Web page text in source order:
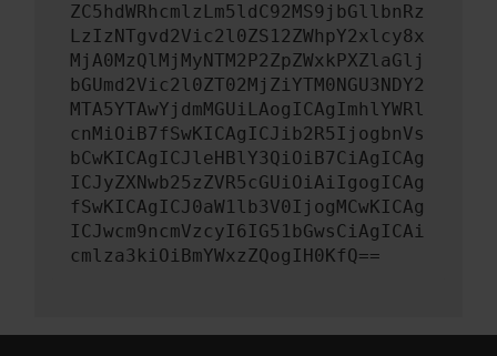
ZC5hdWRhcmlzLm5ldC92MS9jbGllbnRz
LzIzNTgvd2Vic2l0ZS12ZWhpY2xlcy8x
MjA0MzQlMjMyNTM2P2ZpZWxkPXZlaGlj
bGUmd2Vic2l0ZT02MjZiYTM0NGU3NDY2
MTA5YTAwYjdmMGUiLAogICAgImhlYWRl
cnMiOiB7fSwKICAgICJib2R5IjogbnVs
bCwKICAgICJleHBlY3QiOiB7CiAgICAg
ICJyZXNwb25zZVR5cGUiOiAiIgogICAg
fSwKICAgICJ0aW1lb3V0IjogMCwKICAg
ICJwcm9ncmVzcyI6IG51bGwsCiAgICAi
cmlza3kiOiBmYWxzZQogIH0KfQ==